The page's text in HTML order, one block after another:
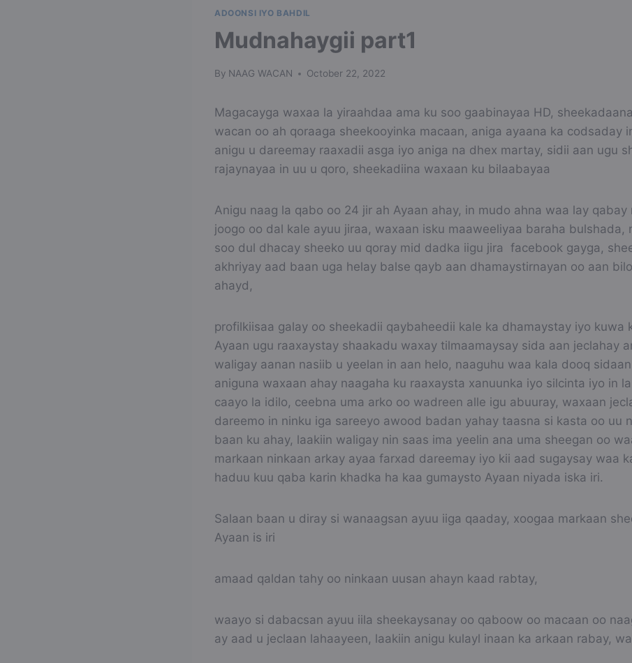
ADOONSI IYO BAHDIL
Mudnahaygii part1
By NAAG WACAN October 22, 2022
Magacayga waxaa la yiraahdaa ama ku soo gaabinayaa HD,
wacan oo ah qoraaga sheekooyinka macaan, aniga ayaana ka codsaday
anigu u dareemay raaxadii asga iyo aniga na dhex martay, sidii aan ugu
rajaynayaa in uu u qoro, sheekadiina waxaan ku bilaabayaa
Anigu naag la qabo oo 24 jir ah Ayaan ahay, in mudo ahna waa lay qabay
joogo oo dal kale ayuu jiraa, waxaan isku maaweeliyaa baraha bulshada,
soo dul dhacay sheeko uu qoray mid dadka iigu jira facebook gayga,
akhriyay aad baan uga helay balse qayb aan dhamaystirnayan oo aan
ahayd,
profilkiisaa galay oo sheekadii qaybaheedii kale ka dhamaystay iyo kuwa
Ayaan ugu raaxaystay shaakadu waxay tilmaamaysay sida aan jeclahay
waligay aanan nasiib u yeelan in aan helo, naaguhu waa kala dooq
aniguna waxaan ahay naagaha ku raaxaysta xanuunka iyo silcinta iyo in
caayo la idilo, ceebna uma arko oo wadreen alle igu abuuray, waxaan
dareemo in ninku iga sareeyo awood badan yahay taasna si kasta oo uu
baan ku ahay, laakiin waligay nin saas ima yeelin ana uma sheegan oo
markaan ninkaan arkay ayaa farxad dareemay iyo kii aad sugaysay waa
haduu kuu qaba karin khadka ha kaa gumaysto Ayaan niyada iska iri.
Salaan baan u diray si wanaagsan ayuu iiga qaaday, xoogaa markaan
Ayaan is iri
amaad qaldan tahy oo ninkaan uusan ahayn kaad rabtay,
waayo si dabacsan ayuu iila sheekaysanay oo qaboow oo macaan oo
ay aad u jeclaan lahaayeen, laakiin anigu kulayl inaan ka arkaan rabay,